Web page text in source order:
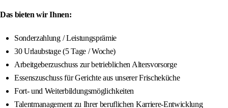
Das bieten wir Ihnen:
Sonderzahlung / Leistungsprämie
30 Urlaubstage (5 Tage / Woche)
Arbeitgeberzuschuss zur betrieblichen Altersvorsorge
Essenszuschuss für Gerichte aus unserer Frischeküche
Fort- und Weiterbildungsmöglichkeiten
Talentmanagement zu Ihrer beruflichen Karriere-Entwicklung